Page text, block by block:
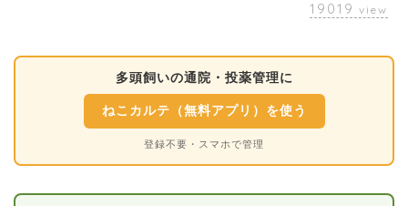
19019 view
多頭飼いの通院・投薬管理に
ねこカルテ（無料アプリ）を使う
登録不要・スマホで管理